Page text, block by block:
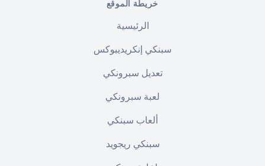
خريطة الموقع
الرئيسية
سبنكي إنكريديبوكس
تعديل سبرونكي
لعبة سبرونكي
ألعاب سبنكي
سبنكي ريجويد